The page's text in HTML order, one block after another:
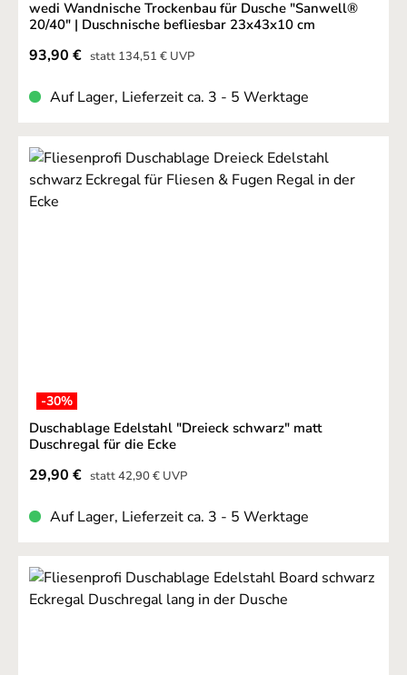
wedi Wandnische Trockenbau für Dusche "Sanwell®
20/40" | Duschnische befliesbar 23x43x10 cm
Verkaufspreis:
93,90 € statt Regulärer Preis:
134,51 € UVP
Auf Lager, Lieferzeit ca. 3 - 5 Werktage
-30%
Duschablage Edelstahl "Dreieck schwarz" matt
Duschregal für die Ecke
Verkaufspreis:
29,90 € stattRegulärer Preis:
42,90 € UVP
Auf Lager, Lieferzeit ca. 3 - 5 Werktage